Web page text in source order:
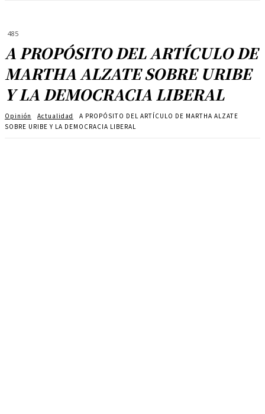
485
A PROPÓSITO DEL ARTÍCULO DE
MARTHA ALZATE SOBRE URIBE
Y LA DEMOCRACIA LIBERAL
Opinión Actualidad
A PROPÓSITO DEL ARTÍCULO DE MARTHA ALZATE
SOBRE URIBE Y LA DEMOCRACIA LIBERAL